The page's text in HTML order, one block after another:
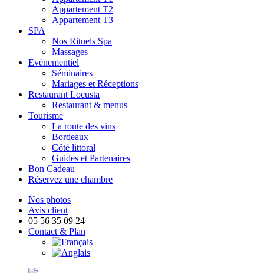
Appartement T2
Appartement T3
SPA
Nos Rituels Spa
Massages
Evènementiel
Séminaires
Mariages et Réceptions
Restaurant Locusta
Restaurant & menus
Tourisme
La route des vins
Bordeaux
Côté littoral
Guides et Partenaires
Bon Cadeau
Réservez une chambre
Nos photos
Avis client
05 56 35 09 24
Contact & Plan